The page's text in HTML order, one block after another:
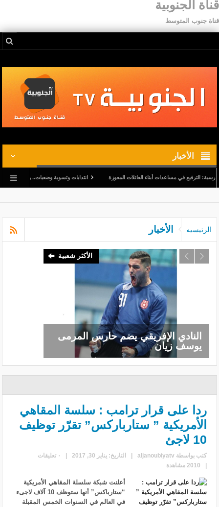
قناة الجنوبية
قناة جنوب المتوسط
الأخبار
في مساعدات أبناء العائلات المعوزة انتدابات وتسوية وضعيات.. وترفيع في أجور
الرئيسيه الأخبار
الأكثر شعبية
النادي الإفريقي يضم حارس المرمى
يوسف زيان
ردا على قرار ترامب : سلسة المقاهي
الأمريكية ” ستارباركس” تقرّر توظيف
10 لاجئ
كتب بواسطةaljanoubiyatv
| التاريخ: يناير 30, 2017 |
٠ تعليقات
|
2010 مشاهدة
أعلنت شبكة سلسلة المقاهي الأمريكية
“ستارباكس” أنها ستوظف 10 آلاف لاجىء
في العالم في السنوات الخمس المقبلة